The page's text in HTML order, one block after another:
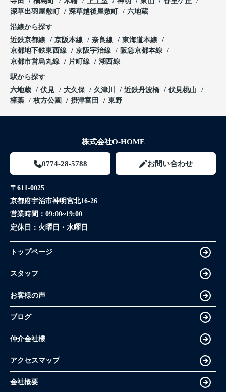
深草出羽屋敷町
深草越後屋敷町 六地蔵
沿線から探す
近鉄京都線
京阪本線 奈良線
東海道本線
京都地下鉄東西線
京阪宇治線
阪急京都本線
京都市営烏丸線
片町線 湖西線
駅から探す
六地蔵
伏見 大久保 久津川 近鉄丹波橋
伏見桃山
樟葉
枚方公園 摂津富田 東野
株式会社O-HOME
0774-28-5788 お問い合わせ
〒611-0025
京都府宇治市神明宮北16-26
営業時間： 09:00~19:00
定休日： 火曜日・水曜日
トップページ
スタッフ
お客様の声
ブログ
仲介会社様
アクセスマップ
会社概要